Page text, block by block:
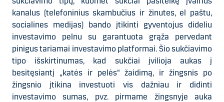
kanalus (telefoninius skambučius ir žinutes, el paštu,
socialines medijas) bando įtikinti gyventojus dideliu
investavimo pelnu su garantuota grąža pervedant
pinigus tariamai investavimo platformai. Šio sukčiavimo
tipo išskirtinumas, kad sukčiai įvilioja aukas į
besitęsiantį „katės ir pelės“ žaidimą, ir žingsnis po
žingsnio įtikina investuoti vis dažniau ir didinti
investavimo sumas, pvz. pirmame žingsnyje auka